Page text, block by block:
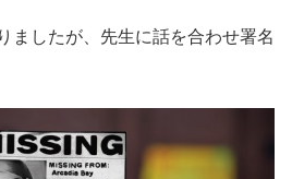
ましたが、先生に話を合わせ署名